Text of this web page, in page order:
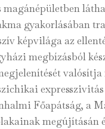
magánépületben
gyakorlásában
képvilága az
megbízásból
valósítja
Főapátság, a
megújításán